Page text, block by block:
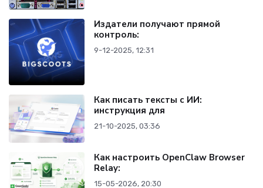
Издатели получают прямой
контроль:
9-12-2025, 12:31
Как писать тексты с ИИ:
инструкция для
21-10-2025, 03:36
Как настроить OpenClaw Browser
Relay:
15-05-2026, 20:30